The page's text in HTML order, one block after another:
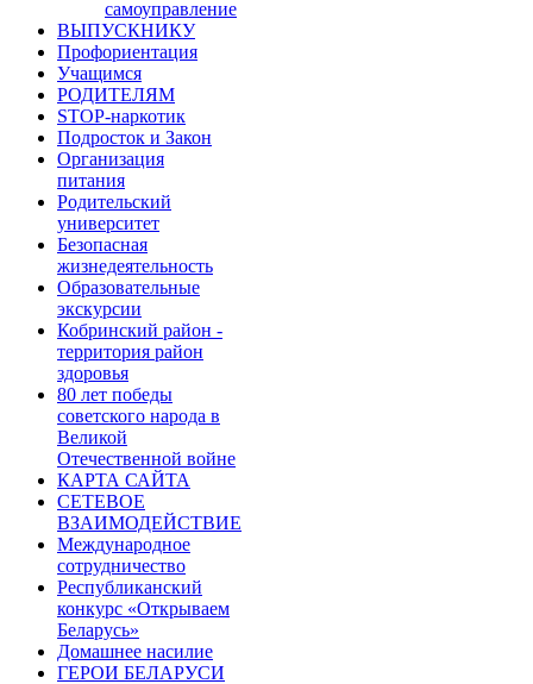
самоуправление
ВЫПУСКНИКУ
Профориентация
Учащимся
РОДИТЕЛЯМ
STOP-наркотик
Подросток и Закон
Организация
питания
Родительский
университет
Безопасная
жизнедеятельность
Образовательные
экскурсии
Кобринский район -
территория район
здоровья
80 лет победы
советского народа в
Великой
Отечественной войне
КАРТА САЙТА
СЕТЕВОЕ
ВЗАИМОДЕЙСТВИЕ
Международное
сотрудничество
Республиканский
конкурс «Открываем
Беларусь»
Домашнее насилие
ГЕРОИ БЕЛАРУСИ